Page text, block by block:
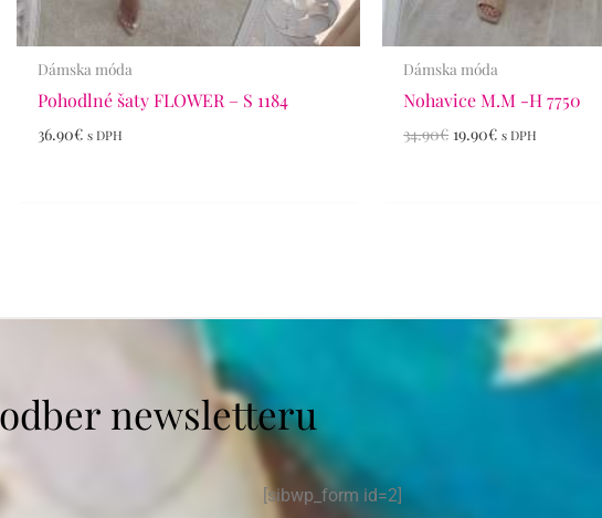
Dámska móda
Pohodlné šaty FLOWER – S 1184
36.90€ s DPH
Dámska móda
Nohavice M.M -H 7750
34.90€ 19.90€ s DPH
newsletteru
[sibwp_form id=2]